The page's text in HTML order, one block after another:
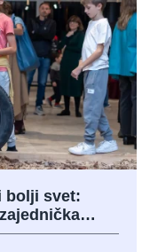
bolji svet: